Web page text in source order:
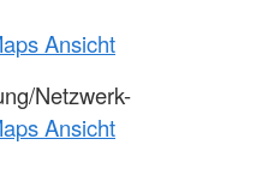
Ansicht
Netzwerk-
Ansicht